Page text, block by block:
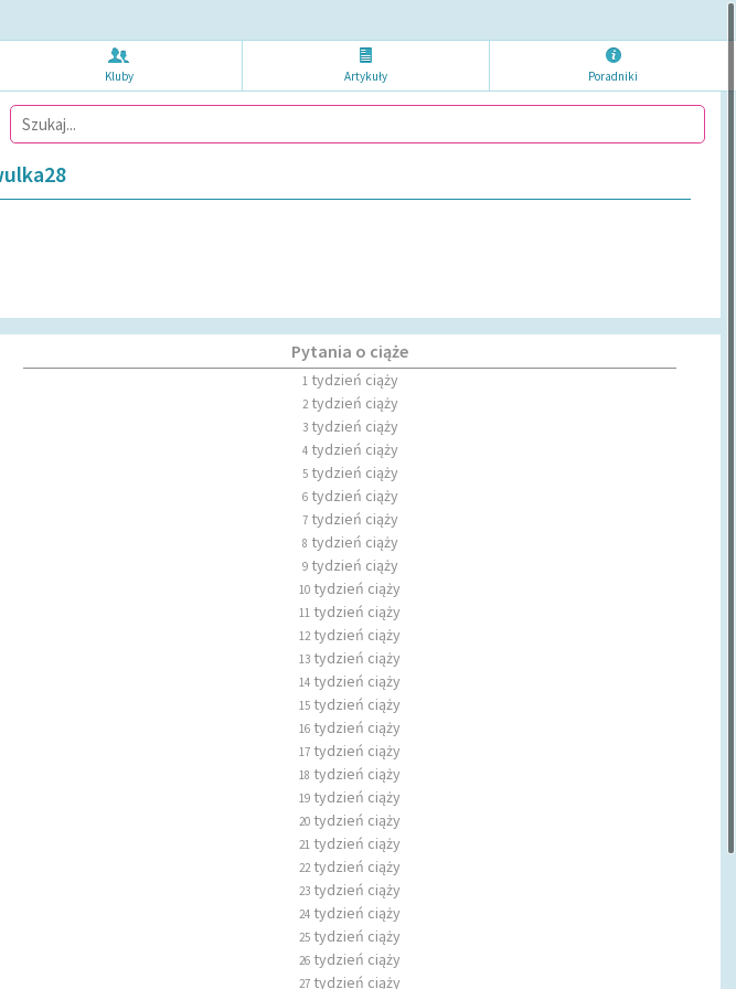
Kluby Artykuły Poradniki
Pytania o ciąże
1tydzień ciąży
2tydzień ciąży
3tydzień ciąży
4tydzień ciąży
5tydzień ciąży
6tydzień ciąży
7tydzień ciąży
8 tydzień ciąży
9tydzień ciąży
10 tydzień ciąży
11 tydzień ciąży
12tydzień ciąży
13 tydzień ciąży
14 tydzień ciąży
15 tydzień ciąży
16 tydzień ciąży
17 tydzień ciąży
18 tydzień ciąży
19 tydzień ciąży
20 tydzień ciąży
21 tydzień ciąży
22tydzień ciąży
23 tydzień ciąży
24 tydzień ciąży
25 tydzień ciąży
26 tydzień ciąży
27 tydzień ciąży